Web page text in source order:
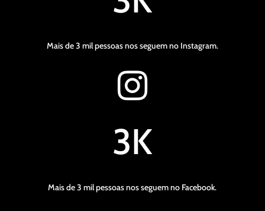
Mais de 3 mil pessoas nos seguem no Instagram.

3K
Mais de 3 mil pessoas nos seguem no Facebook.